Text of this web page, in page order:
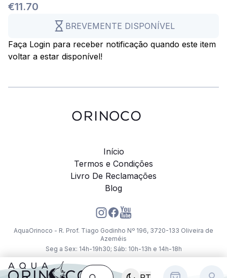
€11.70
BREVEMENTE DISPONÍVEL
Faça Login para receber notificação quando este item
voltar a estar disponível!
Início
Termos e Condições
Livro De Reclamações
Blog
AquaOrinoco - R. Prof. Tiago Godinho Nº 196, 3720-133 Oliveira de
Azeméis
Seg a Sex: 14h-19h30; Sáb: 10h-13h e 14h-18h